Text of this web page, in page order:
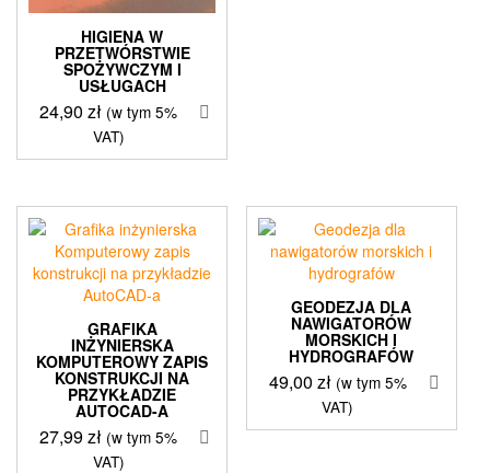
HIGIENA W
PRZETWÓRSTWIE
SPOŻYWCZYM I
USŁUGACH
24,90zł (w tym 5%
VAT)
GRAFIKA
INŻYNIERSKA
KOMPUTEROWY ZAPIS
KONSTRUKCJI NA
PRZYKŁADZIE
AUTOCAD-A
27,99zł (w tym 5%
VAT)
GEODEZJA DLA
NAWIGATORÓW
MORSKICH I
HYDROGRAFÓW
49,00 zł (w tym 5%
VAT)